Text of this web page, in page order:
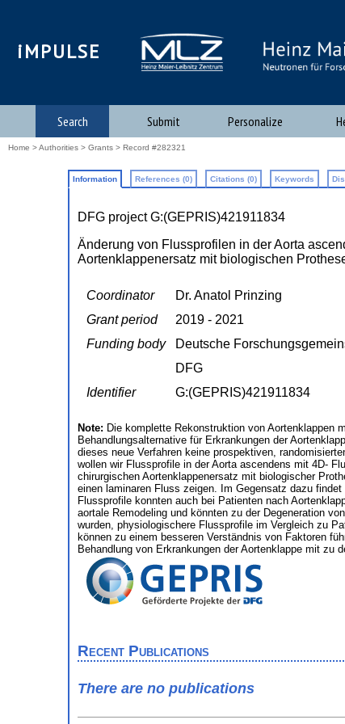
iMPULSE
Search Submit Personalize
Home >Authorities > Grants > Record #282321
Information References (0) Citations (0) Keywords
DFG project G:(GEPRIS)421911834
Änderung von Flussprofilen in der Aorta
Aortenklappenersatz mit biologischen
Coordinator
Dr. Anatol Prinzing
Grant period
2019 - 2021
Funding body
Deutsche
DFG
Identifier
G:(GEPRIS)421911834
Note: Die komplette Rekonstruktion von Aortenklappen
Behandlungsalternative für Erkrankungen der
dieses neue Verfahren keine prospektiven,
wollen wir Flussprofile in der Aorta ascendens mit 4D-
chirurgischen Aortenklappenersatz mit biologischer
einen laminaren Fluss zeigen. Im Gegensatz dazu
Flussprofile konnten auch bei Patienten nach
aortale Remodeling und könnten zu der Degeneration
wurden, physiologischere Flussprofile im Vergleich zu
können zu einem besseren Verständnis von Faktoren
Behandlung von Erkrankungen der Aortenklappe mit zu
Recent Publications
There are no publications